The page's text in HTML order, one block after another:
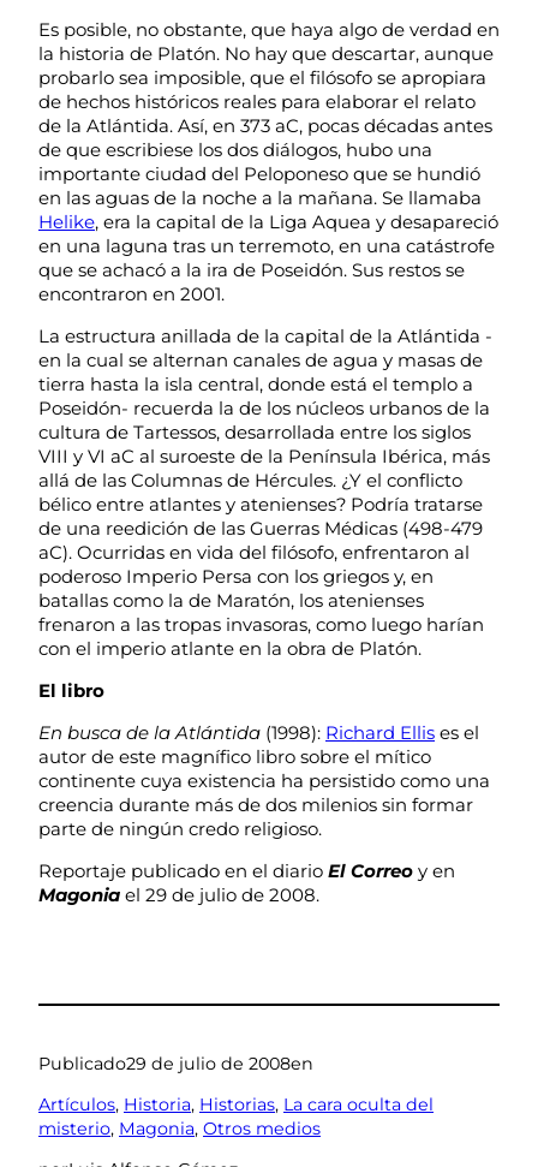
Es posible, no obstante, que haya algo de verdad en
la historia de Platón. No hay que descartar, aunque
probarlo sea imposible, que el filósofo se apropiara
de hechos históricos reales para elaborar el relato
de la Atlántida. Así, en 373 aC, pocas décadas antes
de que escribiese los dos diálogos, hubo una
importante ciudad del Peloponeso que se hundió
en las aguas de la noche a la mañana. Se llamaba
Helike, era la capital de la Liga Aquea y desapareció
en una laguna tras un terremoto, en una catástrofe
que se achacó a la ira de Poseidón. Sus restos se
encontraron en 2001.
La estructura anillada de la capital de la Atlántida -
en la cual se alternan canales de agua y masas de
tierra hasta la isla central, donde está el templo a
Poseidón- recuerda la de los núcleos urbanos de la
cultura de Tartessos, desarrollada entre los siglos
VIII y VI aC al suroeste de la Península Ibérica, más
allá de las Columnas de Hércules. ¿Y el conflicto
bélico entre atlantes y atenienses? Podría tratarse
de una reedición de las Guerras Médicas (498-479
aC). Ocurridas en vida del filósofo, enfrentaron al
poderoso Imperio Persa con los griegos y, en
batallas como la de Maratón, los atenienses
frenaron a las tropas invasoras, como luego harían
con el imperio atlante en la obra de Platón.
El libro
En busca de la Atlántida (1998): Richard Ellis es el
autor de este magnífico libro sobre el mítico
continente cuya existencia ha persistido como una
creencia durante más de dos milenios sin formar
parte de ningún credo religioso.
Reportaje publicado en el diario El Correo y en
Magonia el 29 de julio de 2008.
Publicado29 de julio de 2008en
Artículos, Historia, Historias, La cara oculta del
misterio, Magonia, Otros medios